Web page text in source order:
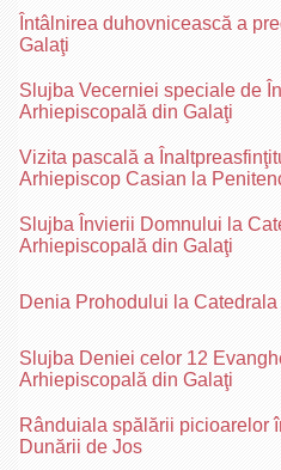
Întâlnirea duhovnicească a
Galaţi
Slujba Vecerniei speciale de
Arhiepiscopală din Galaţi
Vizita pascală a
Arhiepiscop Casian la
Slujba Învierii Domnului la
Arhiepiscopală din Galaţi
Denia Prohodului la
Slujba Deniei celor 12
Arhiepiscopală din Galaţi
Rânduiala spălării picioarelor
Dunării de Jos